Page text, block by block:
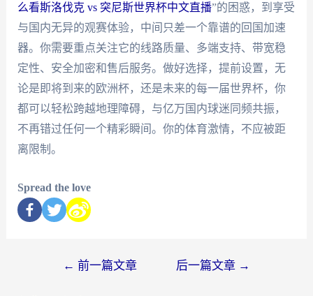
么看斯洛伐克 vs 突尼斯世界杯中文直播”的困惑，到享受
与国内无异的观赛体验，中间只差一个靠谱的回国加速
器。你需要重点关注它的线路质量、多端支持、带宽稳
定性、安全加密和售后服务。做好选择，提前设置，无
论是即将到来的欧洲杯，还是未来的每一届世界杯，你
都可以轻松跨越地理障碍，与亿万国内球迷同频共振，
不再错过任何一个精彩瞬间。你的体育激情，不应被距
离限制。
Spread the love
← 前一篇文章 后一篇文章 →